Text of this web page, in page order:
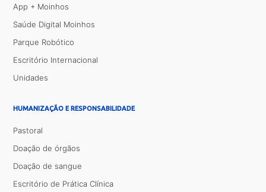
App + Moinhos
Saúde Digital Moinhos
Parque Robótico
Escritório Internacional
Unidades
HUMANIZAÇÃO E RESPONSABILIDADE
Pastoral
Doação de órgãos
Doação de sangue
Escritório de Prática Clínica